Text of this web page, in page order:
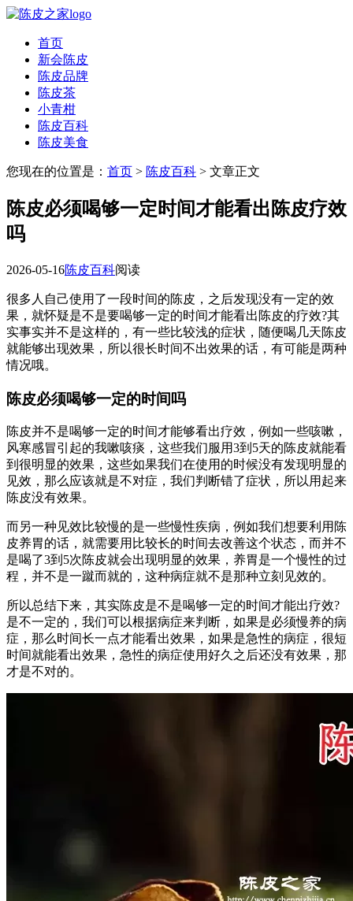
首页
新会陈皮
陈皮品牌
陈皮茶
小青柑
陈皮百科
陈皮美食
您现在的位置是： 首页 > 陈皮百科 > 文章正文
陈皮必须喝够一定时间才能看出陈皮疗效
吗
2026-05-16陈皮百科阅读
很多人自己使用了一段时间的陈皮，之后发现没有一定的效
果，就怀疑是不是要喝够一定的时间才能看出陈皮的疗效?其
实事实并不是这样的，有一些比较浅的症状，随便喝几天陈皮
就能够出现效果，所以很长时间不出效果的话，有可能是两种
情况哦。
陈皮必须喝够一定的时间吗
陈皮并不是喝够一定的时间才能够看出疗效，例如一些咳嗽，
风寒感冒引起的我嗽咳痰，这些我们服用3到5天的陈皮就能看
到很明显的效果，这些如果我们在使用的时候没有发现明显的
见效，那么应该就是不对症，我们判断错了症状，所以用起来
陈皮没有效果。
而另一种见效比较慢的是一些慢性疾病，例如我们想要利用陈
皮养胃的话，就需要用比较长的时间去改善这个状态，而并不
是喝了3到5次陈皮就会出现明显的效果，养胃是一个慢性的过
程，并不是一蹴而就的，这种病症就不是那种立刻见效的。
所以总结下来，其实陈皮是不是喝够一定的时间才能出疗效?
是不一定的，我们可以根据病症来判断，如果是必须慢养的病
症，那么时间长一点才能看出效果，如果是急性的病症，很短
时间就能看出效果，急性的病症使用好久之后还没有效果，那
才是不对的。